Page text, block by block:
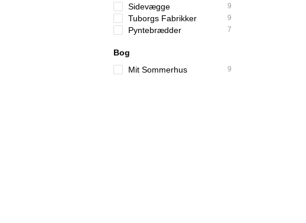
Sidevægge 9
Tuborgs Fabrikker 9
Pyntebrædder 7
Bog
Mit Sommerhus
9